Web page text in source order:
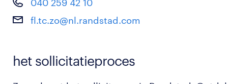
040 259 42 10
fl.tc.zo@nl.randstad.com
het sollicitatieproces